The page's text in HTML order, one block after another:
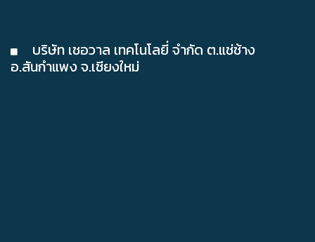
บริษัท เชอวาล เทคโนโลยี่ จำกัด ต.แช่ช้าง
อ.สันกำแพง จ.เชียงใหม่